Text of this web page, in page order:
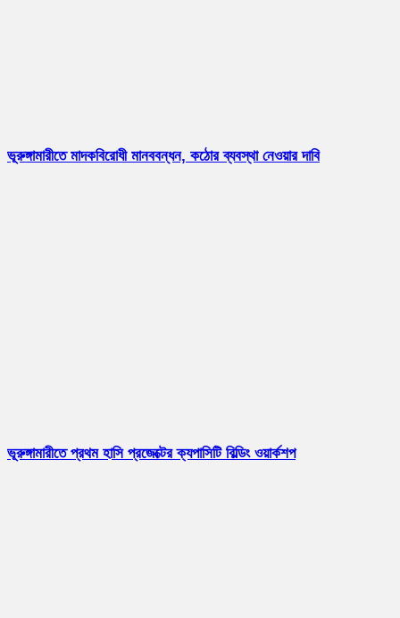
ভূরুঙ্গামারীতে মাদকবিরোধী মানববন্ধন, কঠোর ব্যবস্থা নেওয়ার দাবি
ভূরুঙ্গামারীতে প্রথম হাসি প্রজেক্টের ক্যপাসিটি বিল্ডিং ওয়ার্কশপ